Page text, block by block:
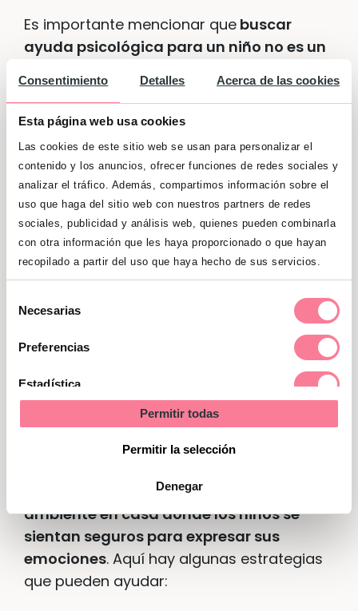
Consentimiento Detalles Acerca de las cookies
Esta página web usa cookies
Las cookies de este sitio web se usan para personalizar el
contenido y los anuncios, ofrecer funciones de redes sociales y
analizar el tráfico. Además, compartimos información sobre el
uso que haga del sitio web con nuestros partners de redes
sociales, publicidad y análisis web, quienes pueden combinarla
con otra información que les haya proporcionado o que hayan
recopilado a partir del uso que haya hecho de sus servicios.
Necesarias
Preferencias
Estadística
Permitir todas
Permitir la selección
Denegar
Es importante mencionar que buscar
ayuda psicológica para un niño no es un
que un niño necesita apoyo y orientación
es un acto de valentía y responsabilidad.
herramientas y enfoques para ayudar a
los niños a manejar sus emociones y
superar los desafíos.
Los psicólogos infantiles utilizan diferentes
técnicas, como la terapia de juego, que
sentimientos a través de la actividad
. Este enfoque no solo ayuda a los
niños a comunicarse, sino que también les
permite procesar sus emociones en un
ambiente seguro y acogedor.
Estrategias para los padres
Como padres, es fundamental
ambiente en casa donde los niños se
sientan seguros para expresar sus
emociones. Aquí hay algunas estrategias
que pueden ayudar: